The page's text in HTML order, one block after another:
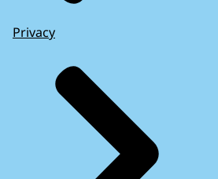
Privacy